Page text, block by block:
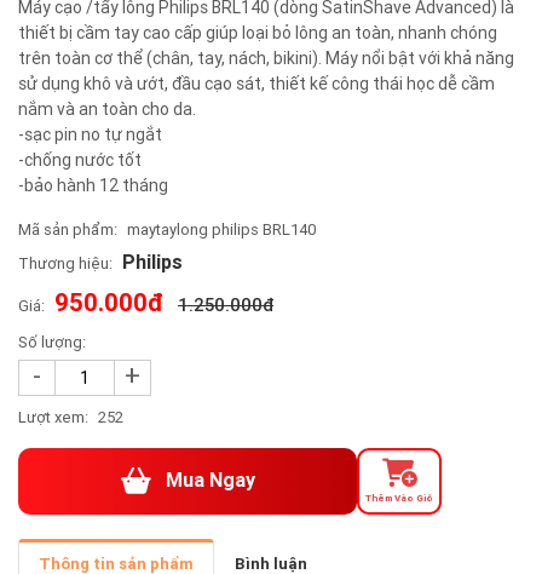
Máy cạo /tẩy lông Philips BRL140 (dòng SatinShave Advanced) là
thiết bị cầm tay cao cấp giúp loại bỏ lông an toàn, nhanh chóng
trên toàn cơ thể (chân, tay, nách, bikini). Máy nổi bật với khả năng
sử dụng khô và ướt, đầu cạo sát, thiết kế công thái học dễ cầm
nắm và an toàn cho da.
-sạc pin no tự ngắt
-chống nước tốt
-bảo hành 12 tháng
Mã sản phẩm: maytaylong philips BRL140
Thương hiệu: Philips
Giá: 950.000đ 1.250.000đ
Số lượng:
- +
Lượt xem: 252
Mua Ngay
Thêm Vào Giỏ
Thông tin sản phẩm Bình luận